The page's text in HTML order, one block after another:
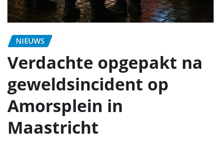
NIEUWS
Verdachte opgepakt na
geweldsincident op
Amorsplein in
Maastricht